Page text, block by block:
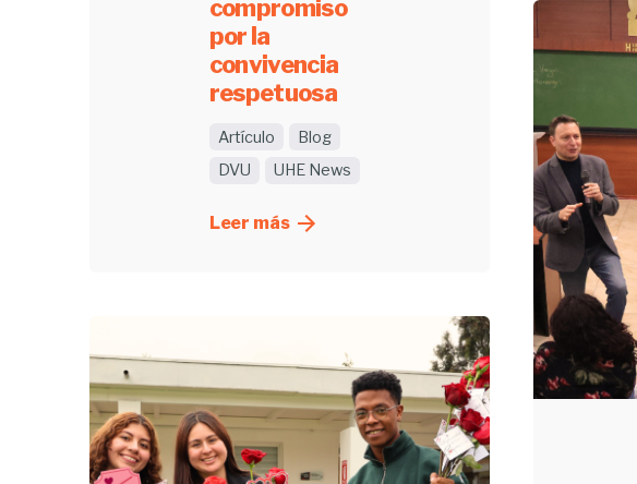
compromiso
por la
convivencia
respetuosa
Artículo
Blog
DVU
UHE News
Leer más